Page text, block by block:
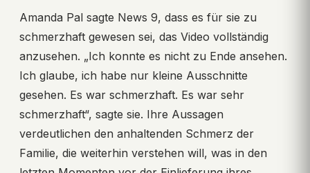
Amanda Pal sagte News 9, dass es für sie zu
schmerzhaft gewesen sei, das Video vollständig
anzusehen. „Ich konnte es nicht zu Ende ansehen.
Ich glaube, ich habe nur kleine Ausschnitte
gesehen. Es war schmerzhaft. Es war sehr
schmerzhaft“, sagte sie. Ihre Aussagen
verdeutlichen den anhaltenden Schmerz der
Familie, die weiterhin verstehen will, was in den